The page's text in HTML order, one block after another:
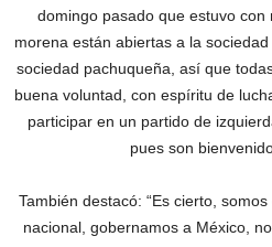
domingo pasado que estuvo
morena están abiertas a la
sociedad pachuqueña, así que
buena voluntad, con espíritu de
participar en un partido de
pues son
También destacó: “Es cierto,
nacional, gobernamos a México,